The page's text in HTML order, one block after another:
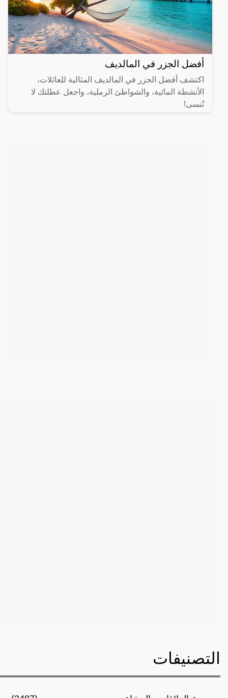
أفضل الجزر في المالديف
اكتشف أفضل الجزر في المالديف المثالية للعائلات،
الأنشطة المائية، والشواطئ الرملية، واجعل عطلتك لا
تُنسى!
التصنيفات